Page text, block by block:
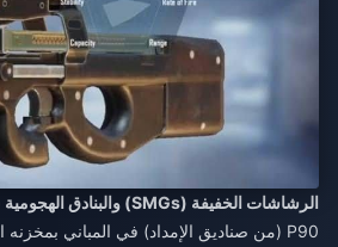
الرشاشات الخفيفة (SMGs) والبنادق الهجومية (ARs) هي السائدة